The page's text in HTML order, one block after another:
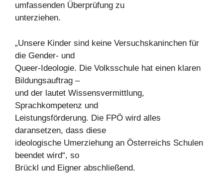
umfassenden Überprüfung zu
unterziehen.
„Unsere Kinder sind keine Versuchskaninchen für
die Gender- und
Queer-Ideologie. Die Volksschule hat einen klaren
Bildungsauftrag –
und der lautet Wissensvermittlung,
Sprachkompetenz und
Leistungsförderung. Die FPÖ wird alles
daransetzen, dass diese
ideologische Umerziehung an Österreichs Schulen
beendet wird“, so
Brückl und Eigner abschließend.